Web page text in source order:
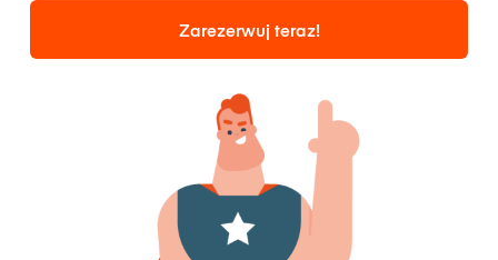
Zarezerwuj teraz!